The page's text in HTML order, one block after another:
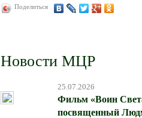
Поделиться
Новости МЦР
25.07.2026
Фильм «Воин
посвященный